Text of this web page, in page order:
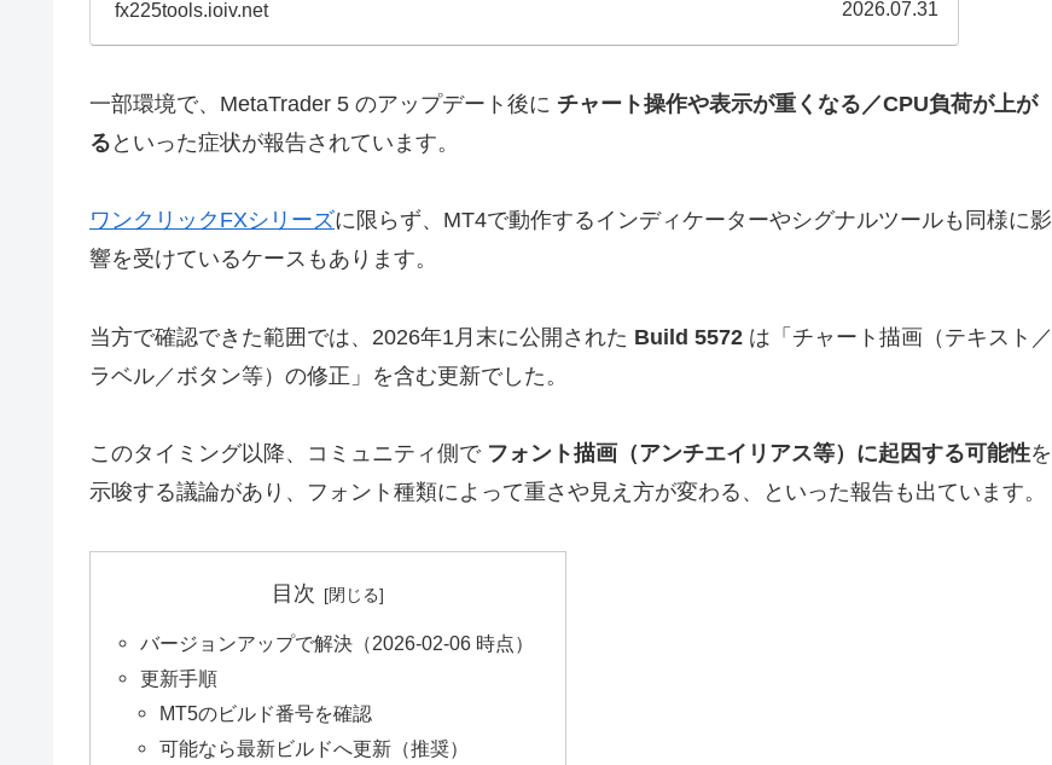
fx225tools.ioiv.net 2026.07.31
一部環境で、MetaTrader 5 のアップデート後に チャート操作や表示が重くなる／CPU負荷が上が
る といった症状が報告されています。
ワンクリックFXシリーズに限らず、MT4で動作するインディケーターやシグナルツールも同様に影
響を受けているケースもあります。
当方で確認できた範囲では、2026年1月末に公開された Build 5572 は「チャート描画（テキスト／
ラベル／ボタン等）の修正」を含む更新でした。
このタイミング以降、コミュニティ側で フォント描画（アンチエイリアス等）に起因する可能性を
示唆する議論があり、フォント種類によって重さや見え方が変わる、といった報告も出ています。
目次
バージョンアップで解決（2026-02-06 時点）
更新手順
MT5のビルド番号を確認
可能なら最新ビルドへ更新（推奨）